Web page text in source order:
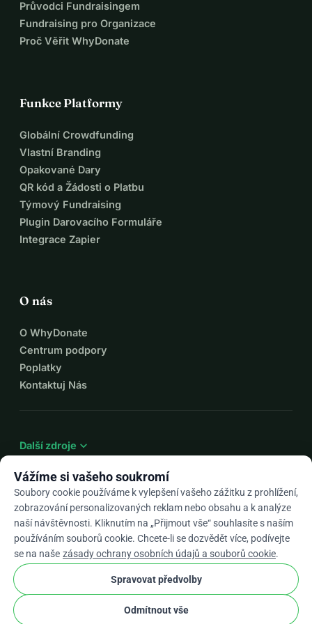
pro všechny, a zajistit, aby zahrnoval
úpravy podporující dostupnost
zákaznický servis).
Díky půjčce od Fintro a vaší případné
podpoře jsem přesvědčen, že mohu
nabídnout jedinečný zážitek
návštěvníkům a zároveň vybudovat
udržitelnou činnost pro svou
Můžete mě kontaktovat e-mailem na
gauthier.raes@gmail.com nebo sms na
0476593933.
mé žádosti a těším se na vaši
odpověď.
S veškerou vděčností,
Raes Gauthier
Průvodci Fundraisingem
Fundraising pro Organizace
Proč Věřit WhyDonate
Funkce Platformy
Globální Crowdfunding
Vlastní Branding
Opakované Dary
QR kód a Žádosti o Platbu
Týmový Fundraising
Plugin Darovacího Formuláře
Integrace Zapier
O nás
O WhyDonate
Centrum podpory
Poplatky
Kontaktuj Nás
Další zdroje expand_more
Csarrow_drop_down
★★★★★4,9 / 5 na základě 500+ recenzí
WhyDonate Soukromí a cookies
Obchodní podmínky
Vážíme si vašeho soukromí
Soubory cookie používáme k vylepšení vašeho zážitku z prohlížení,
zobrazování personalizovaných reklam nebo obsahu a k analýze
naší návštěvnosti. Kliknutím na „Přijmout vše“ souhlasíte s naším
používáním souborů cookie. Chcete-li se dozvědět více, podívejte
se na naše zásady ochrany osobních údajů a souborů cookie.
Spravovat předvolby
Odmítnout vše